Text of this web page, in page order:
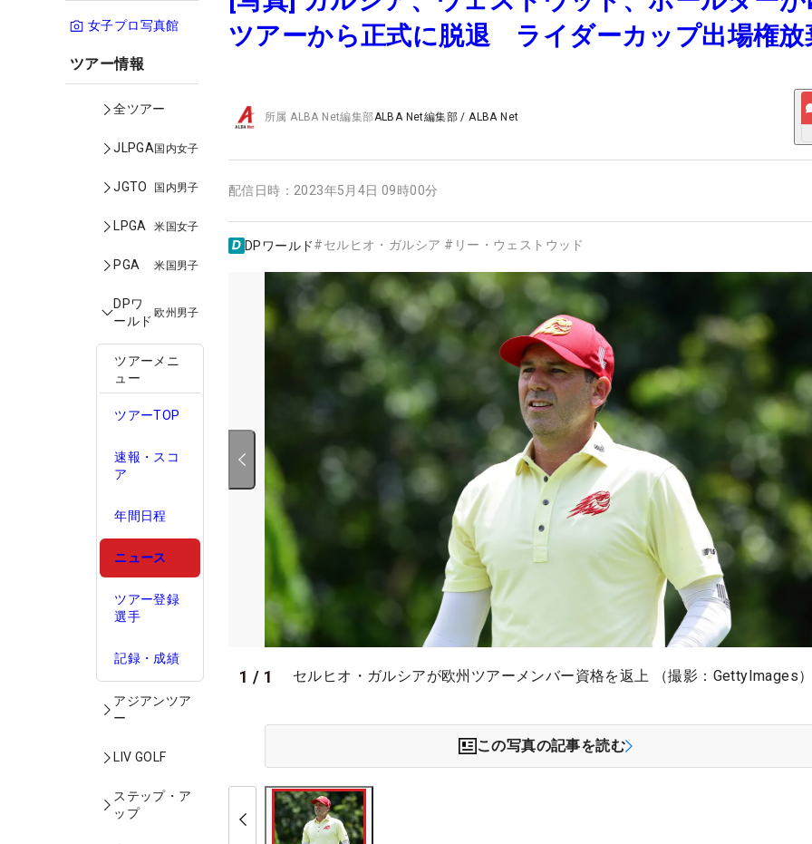
女子プロ写真館
ツアー情報
全ツアー
JLPGA国内女子
JGTO 国内男子
LPGA 米国女子
PGA 米国男子
DPワ
ールド
欧州男子
ツアーメニ
ュー
ツアーTOP
速報・スコ
ア
年間日程
ニュース
ツアー登録
選手
記録・成績
アジアンツア
ー
LIV GOLF
ステップ・ア
ップ
ツアーから正式に脱退 ライダーカップ出場権放
所属ALBA Net編集部ALBA Net編集部 /ALBA Net
配信日時： 2023年5月4日 09時00分
DPワールド#セルヒオ・ガルシア # リー・ウェストウッド
1 / 1 セルヒオ・ガルシアが欧州ツアーメンバー資格を返上 （撮影：GettyImages
この写真の記事を読む